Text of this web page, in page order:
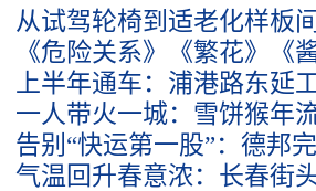
从试驾轮椅到适老化样板
《危险关系》《繁花》《
上半年通车：浦港路东延
一人带火一城：雪饼猴年
告别“快运第一股”：德邦
气温回升春意浓：长春街